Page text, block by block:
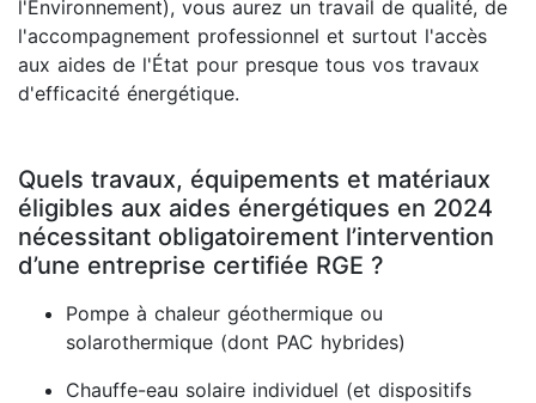
l'Environnement), vous aurez un travail de qualité, de
l'accompagnement professionnel et surtout l'accès
aux aides de l'État pour presque tous vos travaux
d'efficacité énergétique.
Quels travaux, équipements et matériaux
éligibles aux aides énergétiques en 2024
nécessitant obligatoirement l’intervention
d’une entreprise certifiée RGE ?
Pompe à chaleur géothermique ou
solarothermique (dont PAC hybrides)
Chauffe-eau solaire individuel (et dispositifs